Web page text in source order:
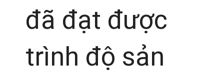
đã đạt được
trình độ sản